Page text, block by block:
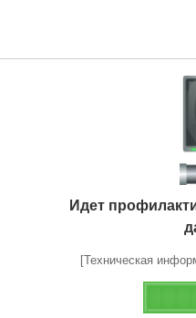
Идет
[Техническая